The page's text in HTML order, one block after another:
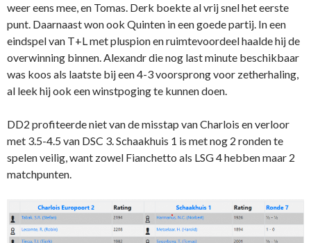
weer eens mee, en Tomas. Derk boekte al vrij snel het eerste
punt. Daarnaast won ook Quinten in een goede partij. In een
eindspel van T+L met pluspion en ruimtevoordeel haalde hij de
overwinning binnen. Alexandr die nog last minute beschikbaar
was koos als laatste bij een 4-3 voorsprong voor zetherhaling,
al leek hij ook een winstpoging te kunnen doen.
DD2 profiteerde niet van de misstap van Charlois en verloor
met 3.5-4.5 van DSC 3. Schaakhuis 1 is met nog 2 ronden te
spelen veilig, want zowel Fianchetto als LSG 4 hebben maar 2
matchpunten.